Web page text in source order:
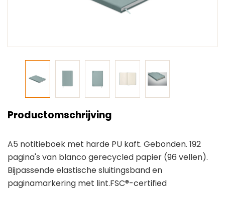
Productomschrijving
A5 notitieboek met harde PU kaft. Gebonden. 192
pagina's van blanco gerecycled papier (96 vellen).
Bijpassende elastische sluitingsband en
paginamarkering met lint.FSC®-certified